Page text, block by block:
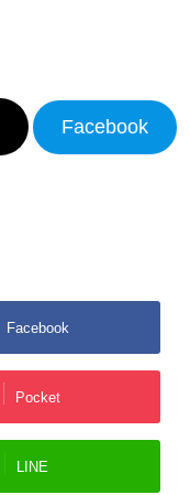
Facebook
Facebook
Pocket
LINE